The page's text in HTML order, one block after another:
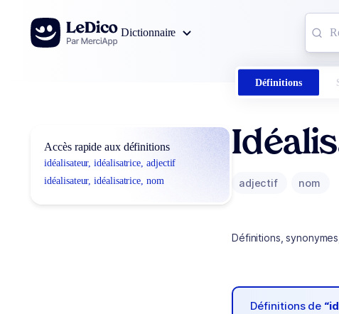
Aller au contenu
Dictionnaire
Définitions
Accès rapide aux définitions
idéalisateur, idéalisatrice, adjectif
idéalisateur, idéalisatrice, nom
adjectif nom
Définitions,
Définitions de